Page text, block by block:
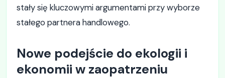
stały się kluczowymi argumentami przy wyborze
stałego partnera handlowego.
Nowe podejście do ekologii i
ekonomii w zaopatrzeniu